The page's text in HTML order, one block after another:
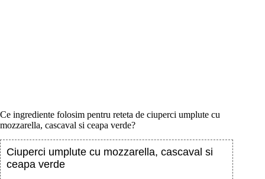
Ce ingrediente folosim pentru reteta de ciuperci umplute cu
mozzarella, cascaval si ceapa verde?
Ciuperci umplute cu mozzarella, cascaval si
ceapa verde